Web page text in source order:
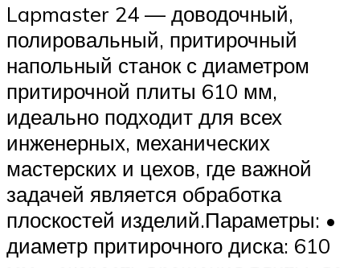
Lapmaster 24 — доводочный,
полировальный, притирочный
напольный станок с диаметром
притирочной плиты 610 мм,
идеально подходит для всех
инженерных, механических
мастерских и цехов, где важной
задачей является обработка
плоскостей изделий.Параметры: •
диаметр притирочного диска: 610